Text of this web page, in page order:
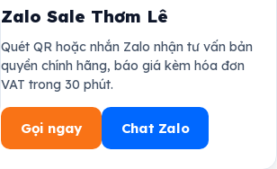
Zalo Sale Thơm Lê
Quét QR hoặc nhắn Zalo nhận tư vấn bản
quyền chính hãng, báo giá kèm hóa đơn
VAT trong 30 phút.
Gọi ngay Chat Zalo